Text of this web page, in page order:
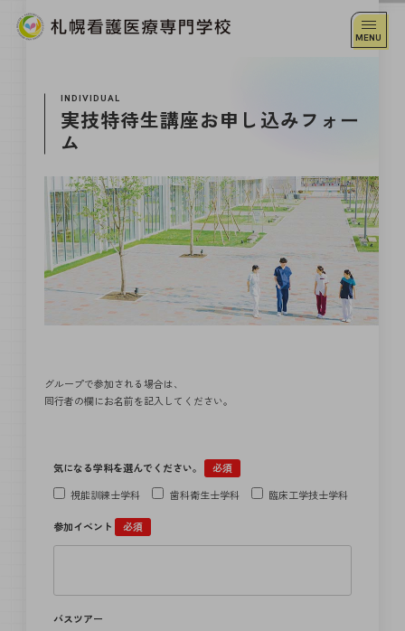
INDIVIDUAL
実技特待生講座お申し込みフォー
ム
グループで参加される場合は、
同行者の欄にお名前を記入してください。
気になる学科を選んでください。
必須
視能訓練士学科
歯科衛生士学科 臨床工学技士学科
参加イベント 必須
バスツアー